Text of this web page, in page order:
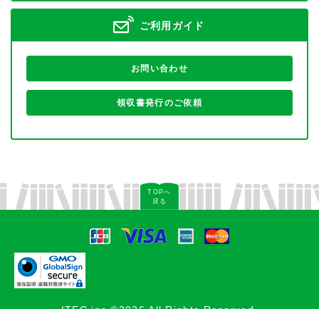
ご利用ガイド
お問い合わせ
領収書発行のご依頼
TOPへ
戻る